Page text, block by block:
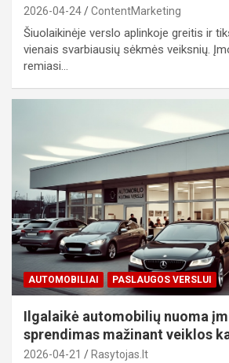
2026-04-24 ContentMarketing
Šiuolaikinėje verslo aplinkoje greitis ir
vienais svarbiausių sėkmės veiksnių.
remiasi…
AUTOMOBILIAI PASLAUGOS VERSLUI
Ilgalaikė automobilių nuoma
sprendimas mažinant veiklos
2026-04-21 Rasytojas.lt